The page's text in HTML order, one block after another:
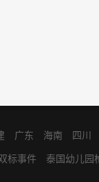
广东 海南 四川
标事件
泰国幼儿园